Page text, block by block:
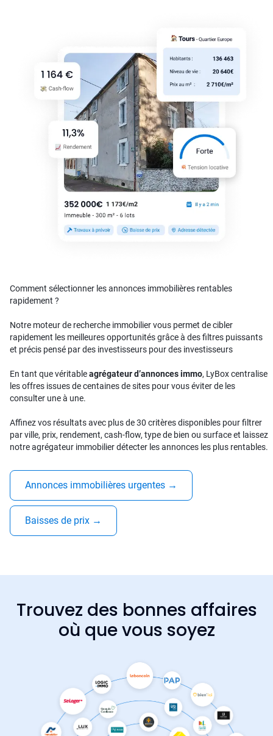
Comment sélectionner les annonces immobilières rentables
rapidement ?
Notre moteur de recherche immobilier vous permet de cibler
rapidement les meilleures opportunités grâce à des filtres puissants
et précis pensé par des investisseurs pour des investisseurs
En tant que véritableagrégateur d’annonces immo, LyBox centralise
les offres issues de centaines de sites pour vous éviter de les
consulter une à une.
Affinez vos résultats avec plus de 30 critères disponibles pour filtrer
par ville, prix, rendement, cash-flow, type de bien ou surface et laissez
notre agrégateur immobilier détecter les annonces les plus rentables.
Annonces immobilières urgentes →
Baisses de prix →
Trouvez des bonnes affaires
où que vous soyez